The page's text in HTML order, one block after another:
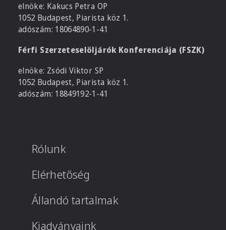
elnöke: Kakucs Petra OP
1052 Budapest, Piarista köz 1.
adószám: 18064890-1-41
Férfi Szerzeteselöljárók Konferenciája (FSZK)
elnöke: Zsódi Viktor SP
1052 Budapest, Piarista köz 1.
adószám: 18849192-1-41
Rólunk
Elérhetőség
Állandó tartalmak
Kiadványaink